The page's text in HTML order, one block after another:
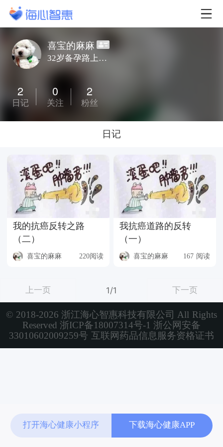
喜宝的麻麻
32岁备孕路上发现子宫内膜癌
2
日记
0
关注
2
粉丝
日记
我的抗癌反转之路
（二）
喜宝的麻麻 220阅读
我抗癌道路的反转
（一）
喜宝的麻麻 167 阅读
上一页 1/1 下一页
© 2018-2026 浙江海心智惠科技有限公司 All Rights
Reserved 浙ICP备18007314号-1 浙公网安备
33010602009259号 互联网药品信息服务资格证书
打开海心健康小程序 下载海心健康APP